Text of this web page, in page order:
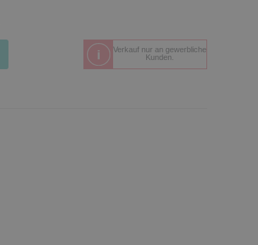
Verkauf nur an gewerbliche
Kunden.